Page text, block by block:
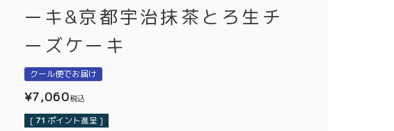
ーキ&京都宇治抹茶とろ生チ
ーズケーキ
クール便でお届け
¥7,060税込
[ 71 ポイント進呈 ]